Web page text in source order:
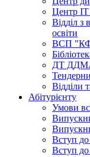
Центр
Відділ з
освіти
ВСП
ДТ
Відділи
Абітурієнту
Умови
Вступ до
Вступ до